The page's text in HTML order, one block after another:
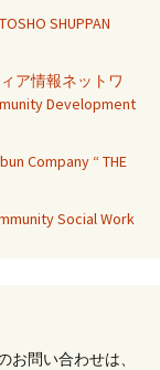
SHUPPAN
ア情報ネットワ
Development
Company “ THE
Social Work
問い合わせは、